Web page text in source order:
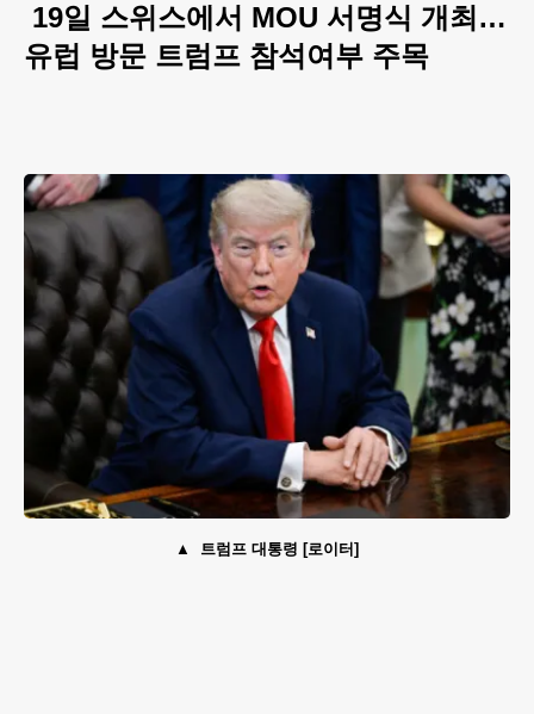
19일 스위스에서 MOU 서명식 개최…
유럽 방문 트럼프 참석여부 주목
트럼프 대통령 [로이터]